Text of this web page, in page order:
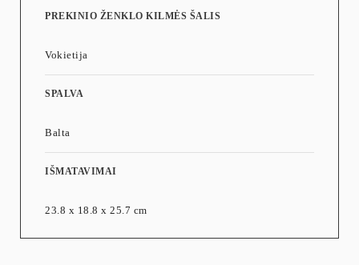
PREKINIO ŽENKLO KILMĖS ŠALIS
Vokietija
SPALVA
Balta
IŠMATAVIMAI
23.8 x 18.8 x 25.7 cm